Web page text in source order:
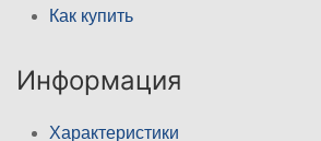
Как купить
Информация
Характеристики